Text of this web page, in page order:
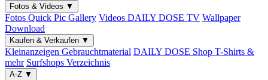
Fotos & Videos ▼
Fotos Quick Pic Gallery Videos DAILY DOSE TV Wallpaper
Download
Kaufen & Verkaufen ▼
Kleinanzeigen Gebrauchtmaterial DAILY DOSE Shop T-Shirts &
mehr Surfshops Verzeichnis
A-Z ▼